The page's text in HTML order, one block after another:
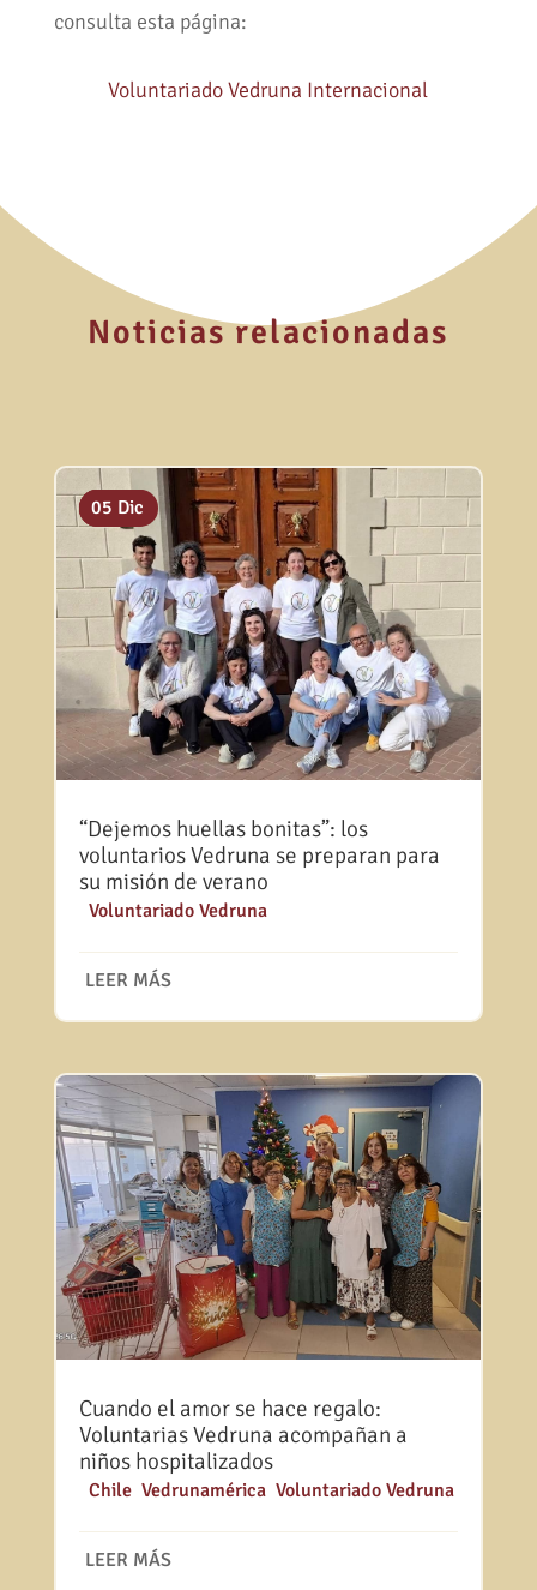
consulta esta página:
Voluntariado Vedruna Internacional
Noticias relacionadas
“Dejemos huellas bonitas”: los
voluntarios Vedruna se preparan para
su misión de verano
23 Abr
Voluntariado Vedruna
LEER MÁS
Cuando el amor se hace regalo:
Voluntarias Vedruna acompañan a
niños hospitalizados
30 Dic
Chile, Vedrunamérica, Voluntariado Vedruna
LEER MÁS
05 Dic